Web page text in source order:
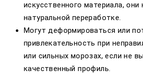
искусственного материала,
натуральной переработке.
Могут деформироваться или
привлекательность при
или сильных морозах, если не
качественный профиль.